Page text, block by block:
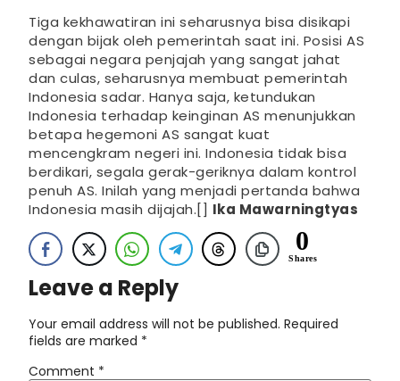
Tiga kekhawatiran ini seharusnya bisa disikapi
dengan bijak oleh pemerintah saat ini. Posisi AS
sebagai negara penjajah yang sangat jahat
dan culas, seharusnya membuat pemerintah
Indonesia sadar. Hanya saja, ketundukan
Indonesia terhadap keinginan AS menunjukkan
betapa hegemoni AS sangat kuat
mencengkram negeri ini. Indonesia tidak bisa
berdikari, segala gerak-geriknya dalam kontrol
penuh AS. Inilah yang menjadi pertanda bahwa
Indonesia masih dijajah.[] Ika Mawarningtyas
0
Shares
Leave a Reply
Your email address will not be published. Required
fields are marked *
Comment *